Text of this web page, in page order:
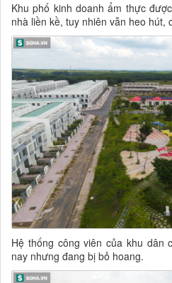
Khu phố kinh doanh ẩm thực
nhà liền kề, tuy nhiên vẫn heo hút,
Hệ thống công viên của khu dân
nay nhưng đang bị bỏ hoang.